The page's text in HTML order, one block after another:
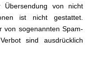
Übersendung von nicht
ist nicht gestattet.
von sogenannten Spam-
sind ausdrücklich